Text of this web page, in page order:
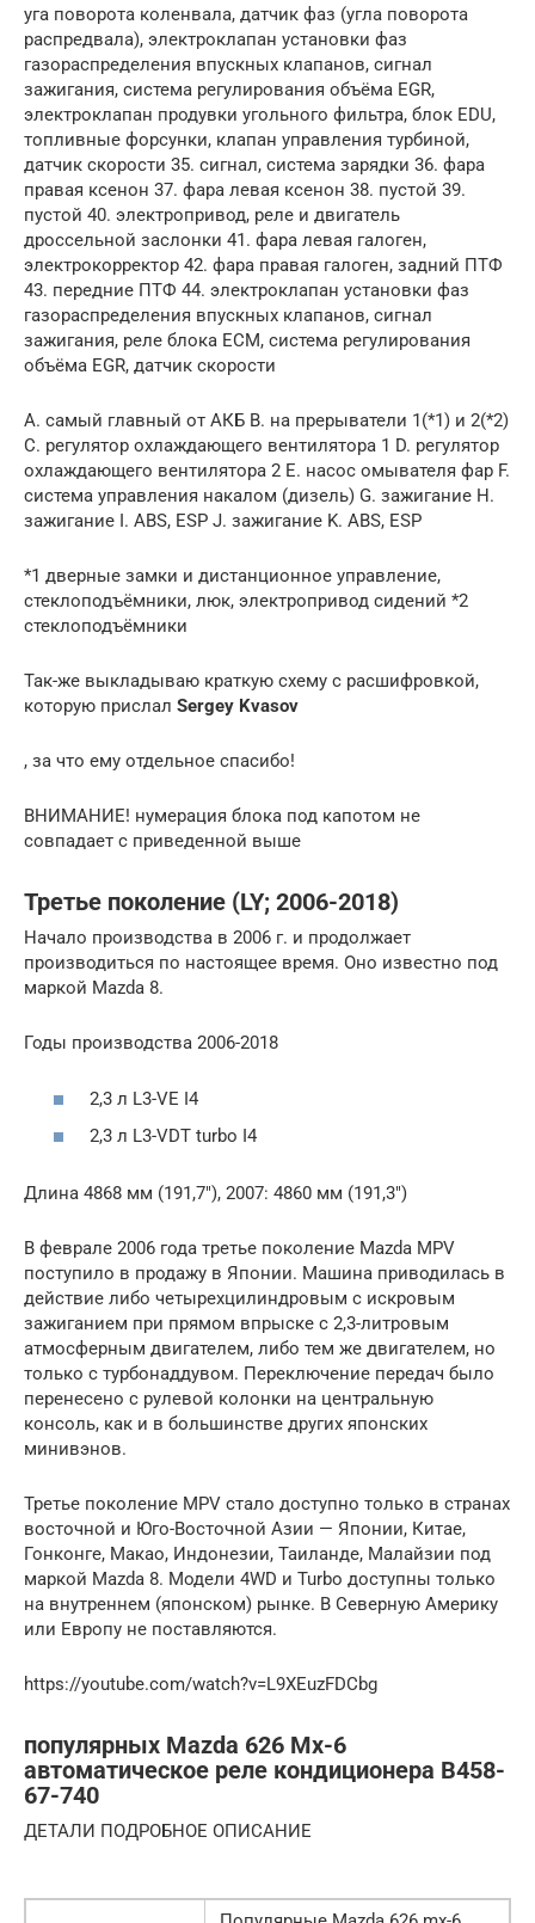
уга поворота коленвала, датчик фаз (угла поворота
распредвала), электроклапан установки фаз
газораспределения впускных клапанов, сигнал
зажигания, система регулирования объёма EGR,
электроклапан продувки угольного фильтра, блок EDU,
топливные форсунки, клапан управления турбиной,
датчик скорости 35. сигнал, система зарядки 36. фара
правая ксенон 37. фара левая ксенон 38. пустой 39.
пустой 40. электропривод, реле и двигатель
дроссельной заслонки 41. фара левая галоген,
электрокорректор 42. фара правая галоген, задний ПТФ
43. передние ПТФ 44. электроклапан установки фаз
газораспределения впускных клапанов, сигнал
зажигания, реле блока ECM, система регулирования
объёма EGR, датчик скорости
A. самый главный от АКБ B. на прерыватели 1(*1) и 2(*2)
C. регулятор охлаждающего вентилятора 1 D. регулятор
охлаждающего вентилятора 2 E. насос омывателя фар F.
система управления накалом (дизель) G. зажигание H.
зажигание I. ABS, ESP J. зажигание K. ABS, ESP
*1 дверные замки и дистанционное управление,
стеклоподъёмники, люк, электропривод сидений *2
стеклоподъёмники
Так-же выкладываю краткую схему с расшифровкой,
которую прислал Sergey Kvasov
, за что ему отдельное спасибо!
ВНИМАНИЕ! нумерация блока под капотом не
совпадает с приведенной выше
Третье поколение (LY; 2006-2018)
Начало производства в 2006 г. и продолжает
производиться по настоящее время. Оно известно под
маркой Mazda 8.
Годы производства 2006-2018
2,3 л L3-VE I4
2,3 л L3-VDT turbo I4
Длина 4868 мм (191,7″), 2007: 4860 мм (191,3″)
В феврале 2006 года третье поколение Mazda MPV
поступило в продажу в Японии. Машина приводилась в
действие либо четырехцилиндровым с искровым
зажиганием при прямом впрыске с 2,3-литровым
атмосферным двигателем, либо тем же двигателем, но
только с турбонаддувом. Переключение передач было
перенесено с рулевой колонки на центральную
консоль, как и в большинстве других японских
минивэнов.
Третье поколение MPV стало доступно только в странах
восточной и Юго-Восточной Азии — Японии, Китае,
Гонконге, Макао, Индонезии, Таиланде, Малайзии под
маркой Mazda 8. Модели 4WD и Turbo доступны только
на внутреннем (японском) рынке. В Северную Америку
или Европу не поставляются.
https://youtube.com/watch?v=L9XEuzFDCbg
популярных Mazda 626 Mx-6
автоматическое реле кондиционера B458-
67-740
ДЕТАЛИ ПОДРОБНОЕ ОПИСАНИЕ